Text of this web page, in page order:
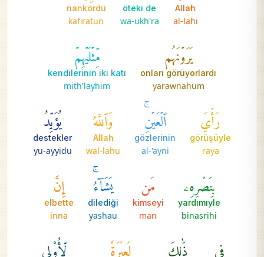
Allah
al-lahi
öteki de
wa-ukh'ra
nankördü
kafiratun
يَرَوۡنَهُم
onları görüyorlardı
yarawnahum
مِّثۡلَيۡهِمۡ
kendilerinin iki katı
mith'layhim
رَأۡيَ
görüşüyle
raya
ٱلۡعَيۡنِۚ
gözlerinin
al-'ayni
وَٱللَّهُ
Allah
wal-lahu
يُؤَيِّدُ
destekler
yu-ayyidu
بِنَصۡرِهِۦ
yardımıyle
binasrihi
مَن
kimseyi
man
يَشَآءُۚ
dilediği
yashau
إِنَّ
elbette
inna
فِي ذَٰلِكَ لَعِبۡرَةٗ لِّأُوْلِي